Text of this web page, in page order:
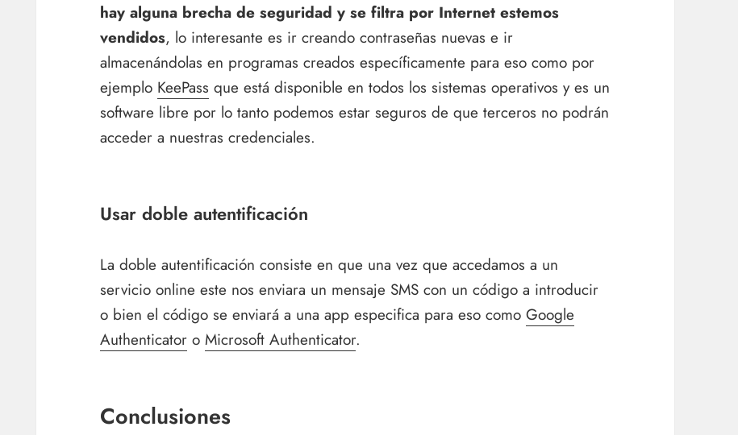
hay alguna brecha de seguridad y se filtra por Internet estemos
vendidos, lo interesante es ir creando contraseñas nuevas e ir
almacenándolas en programas creados específicamente para eso como por
ejemplo KeePass que está disponible en todos los sistemas operativos y es un
software libre por lo tanto podemos estar seguros de que terceros no podrán
acceder a nuestras credenciales.
Usar doble autentificación
La doble autentificación consiste en que una vez que accedamos a un
servicio online este nos enviara un mensaje SMS con un código a introducir
o bien el código se enviará a una app especifica para eso comoGoogle
Authenticator oMicrosoft Authenticator.
Conclusiones